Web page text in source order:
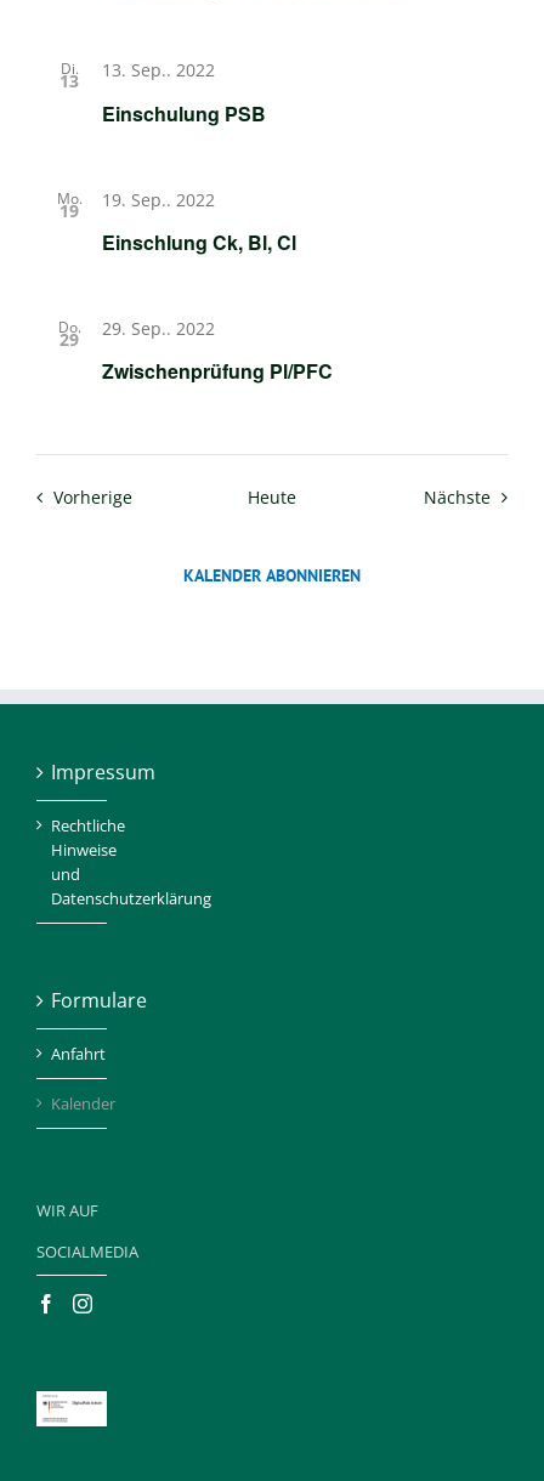
Di.
13
Einschulung PSB
13. Sep.. 2022
Mo.
19
Einschlung Ck, Bl, Cl
19. Sep.. 2022
Do.
29
Zwischenprüfung Pl/PFC
29. Sep.. 2022
VorherigeVeranstaltungenHeute Nächste
KALENDER ABONNIEREN
Impressum
Rechtliche
Hinweise
und
Datenschutzerklärung
Formulare
Anfahrt
Kalender
WIR AUF
SOCIALMEDIA